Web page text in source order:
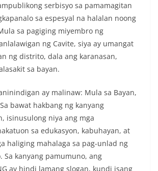
serbisyo sa pamamagitan
sa espesyal na halalan noong
sa pagiging miyembro ng
ng Cavite, siya ay umangat
ng distrito, dala ang karanasan,
sa bayan.
ay malinaw: Mula sa Bayan,
bawat hakbang ng kanyang
isinusulong niya ang mga
sa edukasyon, kabuhayan, at
haliging mahalaga sa pag-unlad ng
Sa kanyang pamumuno, ang
ay hindi lamang slogan, kundi isang